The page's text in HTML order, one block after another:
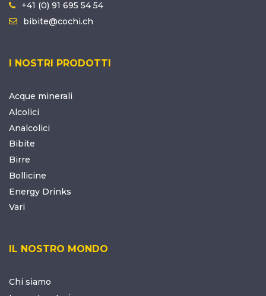
+41 (0) 91 695 54 54
bibite@cochi.ch
I NOSTRI PRODOTTI
Acque minerali
Alcolici
Analcolici
Bibite
Birre
Bollicine
Energy Drinks
Vari
IL NOSTRO MONDO
Chi siamo